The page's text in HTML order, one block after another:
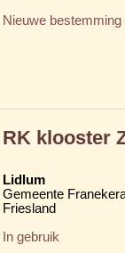
Nieuwe bestemming
RK klooster
Lidlum
Gemeente
Friesland
In gebruik